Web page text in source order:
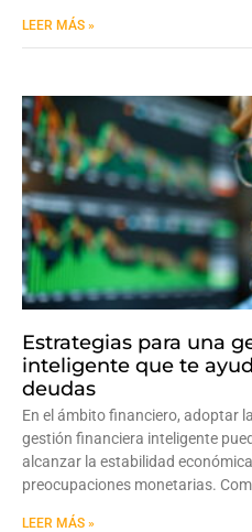
LEER MÁS »
Estrategias para una
inteligente que te
deudas
En el ámbito financiero, adoptar
gestión financiera inteligente
alcanzar la estabilidad
preocupaciones monetarias.
LEER MÁS »